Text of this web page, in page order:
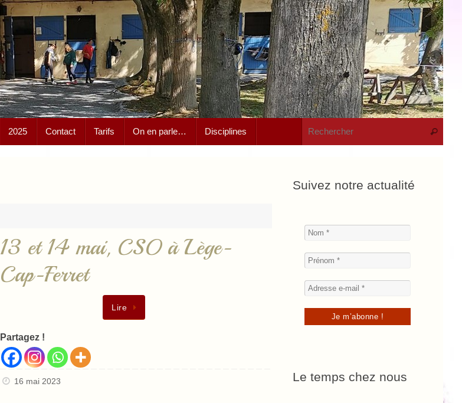
2025 Contact Tarifs On en parle… Disciplines
13 et 14 mai, CSO à Lège-
Cap-Ferret
Lire
Partagez !
16 mai 2023
Suivez notre actualité
Le temps chez nous